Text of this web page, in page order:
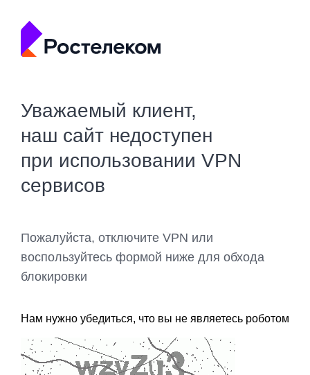
Уважаемый клиент,
наш сайт недоступен
при использовании VPN
сервисов
Пожалуйста, отключите VPN или
воспользуйтесь формой ниже для обхода
блокировки
Нам нужно убедиться, что вы не являетесь роботом